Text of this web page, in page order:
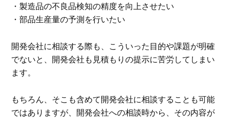
・製造品の不良品検知の精度を向上させたい
・部品生産量の予測を行いたい
開発会社に相談する際も、こういった目的や課題が明確
でないと、開発会社も見積もりの提示に苦労してしまい
ます。
もちろん、そこも含めて開発会社に相談することも可能
ではありますが、開発会社への相談時から、その内容が